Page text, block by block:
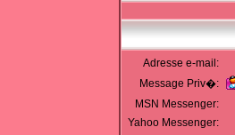
Adresse e-mail:
Message Priv�:
MSN Messenger:
Yahoo Messenger: